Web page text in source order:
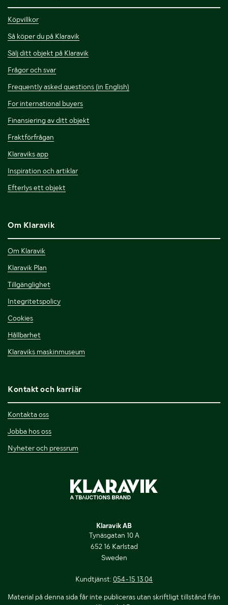
Köpvillkor
Så köper du på Klaravik
Sälj ditt objekt på Klaravik
Frågor och svar
Frequently asked questions (in English)
For international buyers
Finansiering av ditt objekt
Fraktförfrågan
Klaraviks app
Inspiration och artiklar
Efterlys ett objekt
Om Klaravik
Om Klaravik
Klaravik Plan
Tillgänglighet
Integritetspolicy
Cookies
Hållbarhet
Klaraviks maskinmuseum
Kontakt och karriär
Kontakta oss
Jobba hos oss
Nyheter och pressrum
Klaravik AB
Tynäsgatan 10 A
652 16 Karlstad
Sweden
Kundtjänst: 054-15 13 04
Material på denna sida får inte publiceras utan skriftligt tillstånd från